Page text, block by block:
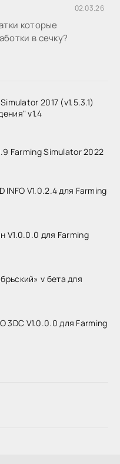
02.03.26
которые
в сечку?
2017 (v1.5.3.1)
v1.4
Farming Simulator 2022
INFO V1.0.2.4 для Farming
V1.0.0.0 для Farming
v бета для
3DC V1.0.0.0 для Farming